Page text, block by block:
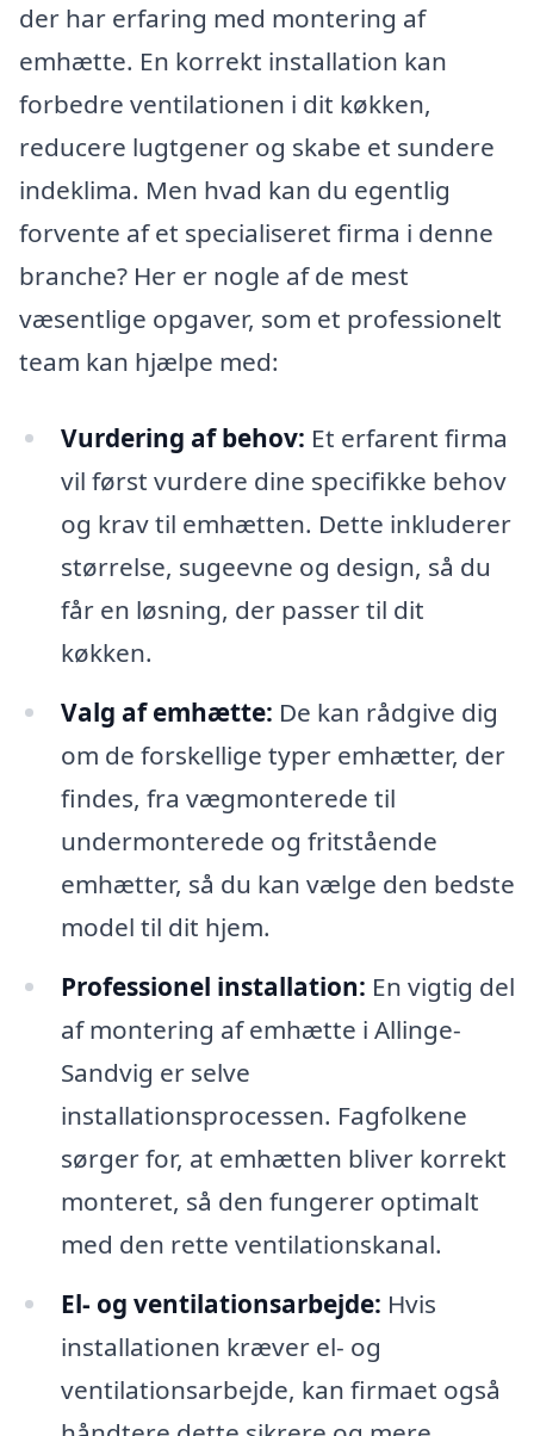
der har erfaring med montering af
emhætte. En korrekt installation kan
forbedre ventilationen i dit køkken,
reducere lugtgener og skabe et sundere
indeklima. Men hvad kan du egentlig
forvente af et specialiseret firma i denne
branche? Her er nogle af de mest
væsentlige opgaver, som et professionelt
team kan hjælpe med:
Vurdering af behov: Et erfarent firma
vil først vurdere dine specifikke behov
og krav til emhætten. Dette inkluderer
størrelse, sugeevne og design, så du
får en løsning, der passer til dit
køkken.
Valg af emhætte: De kan rådgive dig
om de forskellige typer emhætter, der
findes, fra vægmonterede til
undermonterede og fritstående
emhætter, så du kan vælge den bedste
model til dit hjem.
Professionel installation: En vigtig del
af montering af emhætte i Allinge-
Sandvig er selve
installationsprocessen. Fagfolkene
sørger for, at emhætten bliver korrekt
monteret, så den fungerer optimalt
med den rette ventilationskanal.
El- og ventilationsarbejde: Hvis
installationen kræver el- og
ventilationsarbejde, kan firmaet også